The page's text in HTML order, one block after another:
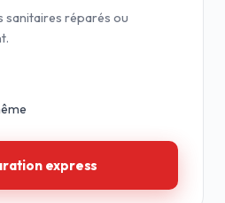
sanitaires réparés ou
express